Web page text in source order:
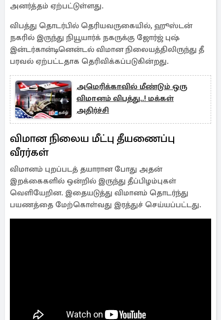
அனர்த்தம் ஏற்பட்டுள்ளது.
விபத்து தொடர்பில் தெரியவருகையில், ஹூஸ்டன்
நகரில் இருந்து நியூயார்க் நகருக்கு ஜோர்ஜ் புஷ்
இன்டர்கான்டினென்டல் விமான நிலையத்திலிருந்து தீ
பரவல் ஏற்பட்டதாக தெரிவிக்கப்படுகின்றது.
அமெரிக்காவில் மீண்டும் ஒரு
விமானம் விபத்து..! மக்கள்
அதிர்ச்சி
விமான நிலைய மீட்பு தீயணைப்பு
வீரர்கள்
விமானம் புறப்படத் தயாரான போது அதன்
இறக்கைகளில் ஒன்றில் இருந்து தீப்பிழம்புகள்
வெளியேறின. இதையடுத்து விமானம் தொடர்ந்து
பயணத்தை மேற்கொள்வது இரத்துச் செய்யப்பட்டது.